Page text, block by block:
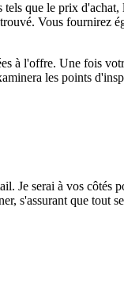
que le prix d'achat,
Vous fournirez
à l'offre. Une fois
les points
Je serai à vos côtés
s'assurant que tout